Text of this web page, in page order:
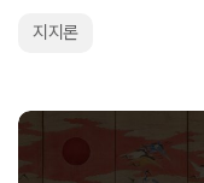
지지론